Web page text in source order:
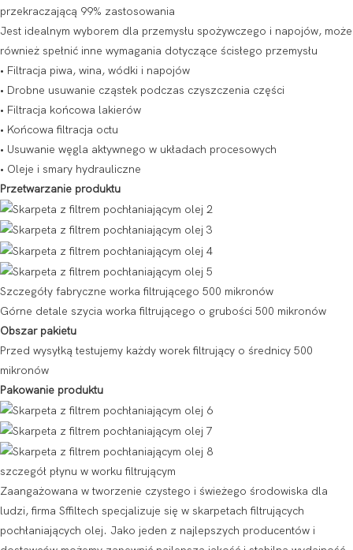
przekraczającą 99% zastosowania
Jest idealnym wyborem dla przemysłu spożywczego i napojów, może
również spełnić inne wymagania dotyczące ścisłego przemysłu
• Filtracja piwa, wina, wódki i napojów
• Drobne usuwanie cząstek podczas czyszczenia części
• Filtracja końcowa lakierów
• Końcowa filtracja octu
• Usuwanie węgla aktywnego w układach procesowych
• Oleje i smary hydrauliczne
Przetwarzanie produktu
Szczegóły fabryczne worka filtrującego 500 mikronów
Górne detale szycia worka filtrującego o grubości 500 mikronów
Obszar pakietu
Przed wysyłką testujemy każdy worek filtrujący o średnicy 500
mikronów
Pakowanie produktu
szczegół płynu w worku filtrującym
Zaangażowana w tworzenie czystego i świeżego środowiska dla
ludzi, firma Sffiltech specjalizuje się w skarpetach filtrujących
pochłaniających olej. Jako jeden z najlepszych producentów i